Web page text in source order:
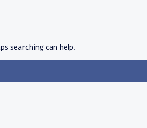
searching can help.